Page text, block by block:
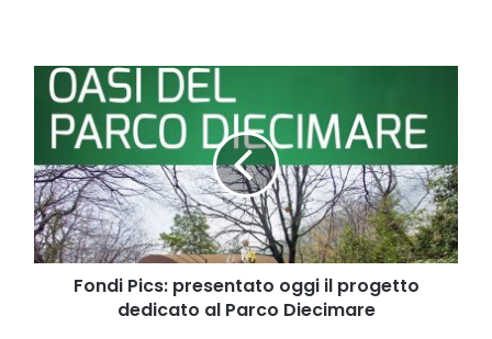
Fondi
Pics:
presentato
oggi
il
progetto
dedicato
al
Parco
Diecimare
Fondi Pics: presentato oggi il progetto
dedicato al Parco Diecimare